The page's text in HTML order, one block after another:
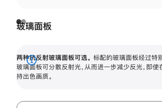
玻璃面板
两种抗反射玻璃面板可选。 标配的玻璃面板经过特
玻璃面板可分散反射光，从而进一步减少反光，即
持出色画质。
展
开